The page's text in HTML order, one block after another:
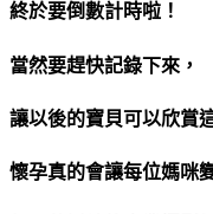
終於要倒數計時啦！
當然要趕快記錄下來，
讓以後的寶貝可以欣賞
懷孕真的會讓每位媽咪